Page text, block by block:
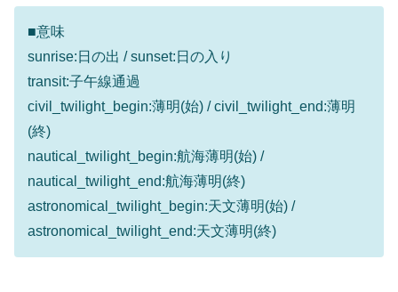
■意味
sunrise:日の出 / sunset:日の入り
transit:子午線通過
civil_twilight_begin:薄明(始) / civil_twilight_end:薄明
(終)
nautical_twilight_begin:航海薄明(始) /
nautical_twilight_end:航海薄明(終)
astronomical_twilight_begin:天文薄明(始) /
astronomical_twilight_end:天文薄明(終)